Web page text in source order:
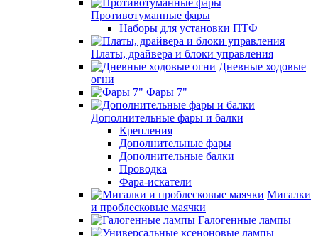
Противотуманные фары
Наборы для установки ПТФ
Платы, драйвера и блоки управления
Дневные ходовые
огни
Фары 7"
Дополнительные фары и балки
Крепления
Дополнительные фары
Дополнительные балки
Проводка
Фара-искатели
Мигалки
и проблесковые маячки
Галогенные лампы